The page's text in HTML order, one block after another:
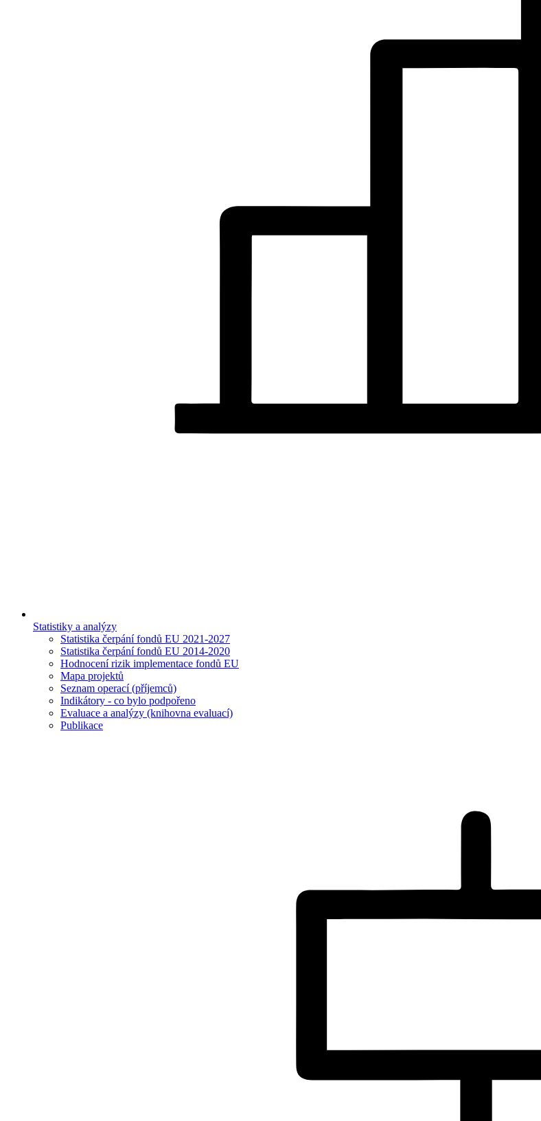
Statistiky a analýzy
Statistika čerpání fondů EU 2021-2027
Statistika čerpání fondů EU 2014-2020
Hodnocení rizik implementace fondů EU
Mapa projektů
Seznam operací (příjemců)
Indikátory - co bylo podpořeno
Evaluace a analýzy (knihovna evaluací)
Publikace